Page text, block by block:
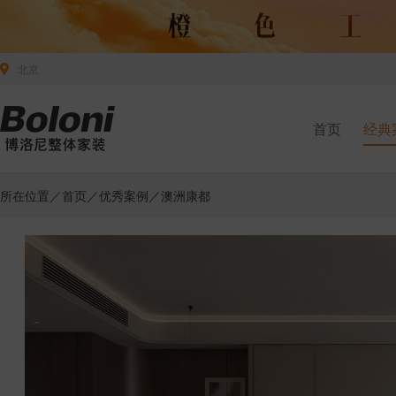
首页 经典
所在位置／首页 ／优秀案例 ／澳洲康都